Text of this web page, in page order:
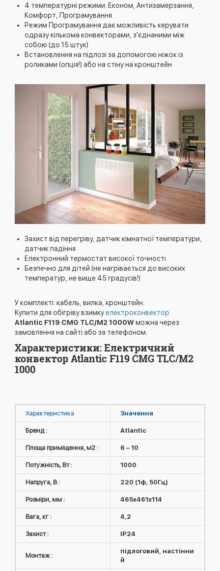
4 температурні режими: Економ, Антизамерзання,
Комфорт, Програмування
Режим Програмування дає можливість керувати
одразу кількома конвекторами, з'єднаними між
собою (до 15 штук)
Встановлення на підлозі за допомогою ніжок із
роликами (опція!) або на стіну на кронштейн
Захист від перегріву, датчик кімнатної температури,
датчик падіння
Електронний термостат високої точності
Безпечно для дітей (не нагрівається до високих
температур, не вище 45 градусів!)
У комплекті: кабель, вилка, кронштейн.
Купити для обігріву взимкуелектроконвектор
Atlantic F119 CMG TLC/M2 1000W можна через
замовлення на сайті або за телефоном.
Характеристики: Електричний
конвектор Atlantic F119 CMG TLC/M2
1000
Характеристика Значення
Бренд : Atlantic
Площа приміщення, м2 : 6 – 10
Потужність, Вт : 1000
Напруга, В : 220 (1ф, 50Гц)
Розміри, мм : 465x461x114
Вага, кг : 4,2
Захист : IP24
Монтаж :
підлоговий, настінни
й